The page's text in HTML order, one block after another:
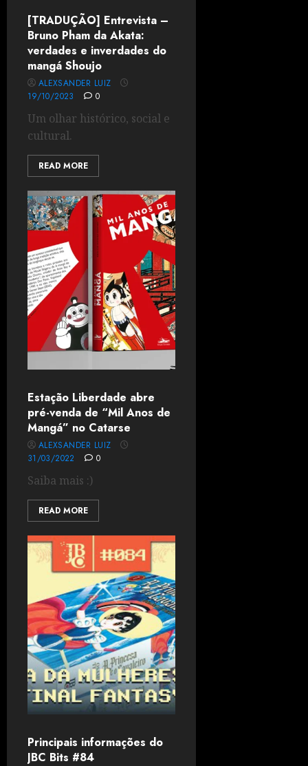
[TRADUÇÃO] Entrevista –
Bruno Pham da Akata:
verdades e inverdades do
mangá Shoujo
ALEXSANDER LUIZ
19/10/2023
0
Um olhar histórico, social e
cultural.
READ MORE
Estação Liberdade abre
pré-venda de “Mil Anos de
Mangá” no Catarse
ALEXSANDER LUIZ
31/03/2022
0
Saiba mais :)
READ MORE
Principais informações do
JBC Bits #84